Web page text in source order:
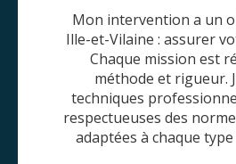
Mon intervention a un
Ille-et-Vilaine : assurer
Chaque mission est
méthode et rigueur.
techniques
respectueuses des
adaptées à chaque